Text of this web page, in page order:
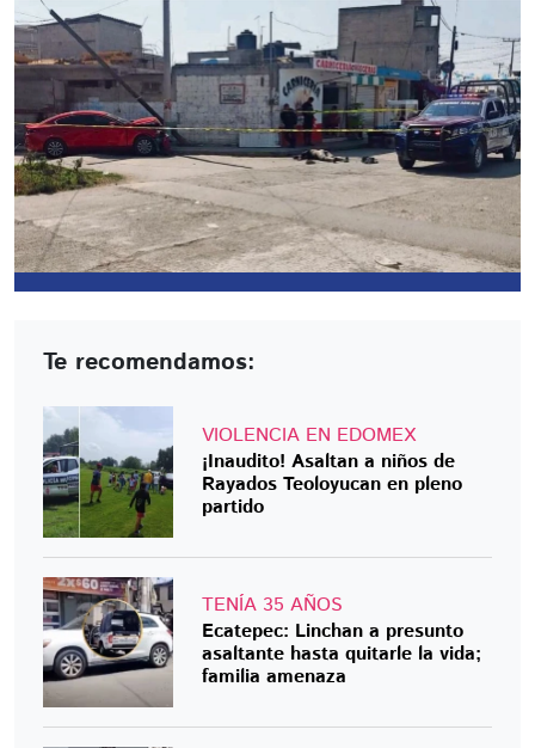
Te recomendamos:
VIOLENCIA EN EDOMEX
¡Inaudito! Asaltan a niños de
Rayados Teoloyucan en pleno
partido
TENÍA 35 AÑOS
Ecatepec: Linchan a presunto
asaltante hasta quitarle la vida;
familia amenaza